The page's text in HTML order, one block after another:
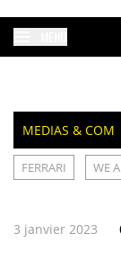
MEDIAS & COM
FERRARI WE
3 janvier 2023